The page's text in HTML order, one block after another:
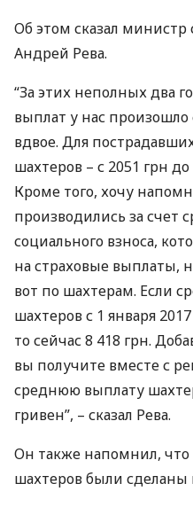
Об этом сказал
Андрей Рева.
“За этих неполных два
выплат у нас произошло
вдвое. Для
шахтеров – с 2051 грн
Кроме того, хочу
производились за счет
социального взноса,
на страховые выплаты,
вот по шахтерам. Если
шахтеров с 1 января
то сейчас 8 418 грн.
вы получите вместе с
среднюю выплату
гривен”, – сказал Рева.
Он также напомнил,
шахтеров были сделаны